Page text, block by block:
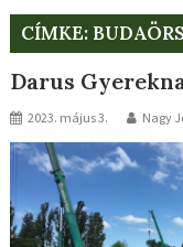
CÍMKE:
Darus
2023. május 3. Nagy